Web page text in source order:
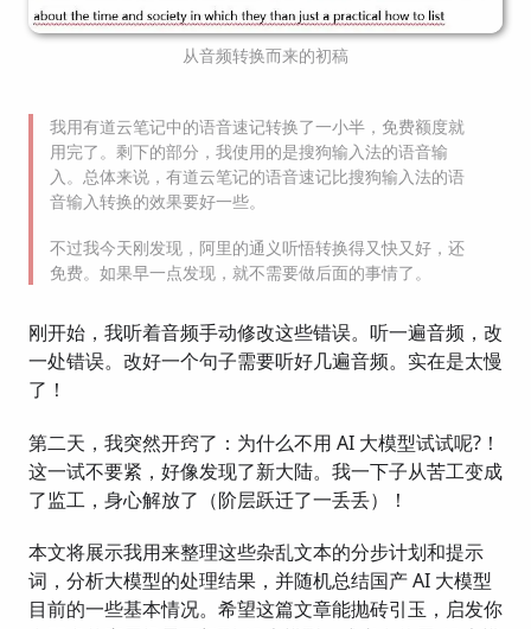
从音频转换而来的初稿
我用有道云笔记中的语音速记转换了一小半，免费额度就
用完了。剩下的部分，我使用的是搜狗输入法的语音输
入。总体来说，有道云笔记的语音速记比搜狗输入法的语
音输入转换的效果要好一些。
不过我今天刚发现，阿里的通义听悟转换得又快又好，还
免费。如果早一点发现，就不需要做后面的事情了。
刚开始，我听着音频手动修改这些错误。听一遍音频，改
一处错误。改好一个句子需要听好几遍音频。实在是太慢
了！
第二天，我突然开窍了：为什么不用 AI 大模型试试呢?！
这一试不要紧，好像发现了新大陆。我一下子从苦工变成
了监工，身心解放了（阶层跃迁了一丢丢）！
本文将展示我用来整理这些杂乱文本的分步计划和提示
词，分析大模型的处理结果，并随机总结国产 AI 大模型
目前的一些基本情况。希望这篇文章能抛砖引玉，启发你